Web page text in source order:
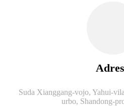
Suda Xianggang-vojo, Yahui-
urbo, Shandong-